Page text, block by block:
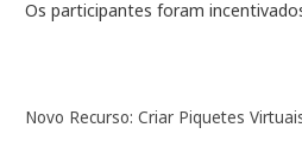
Os participantes foram
Novo Recurso: Criar Piquetes